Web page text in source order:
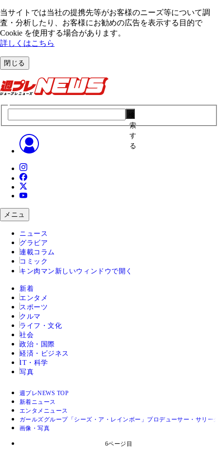
当サイトでは当社の提携先等がお客様のニーズ等について調
査・分析したり、お客様にお勧めの広告を表⽰する⽬的で
Cookie を使⽤する場合があります。
詳しくはこちら
閉じる
索
す
る
メニュ
ニュース
グラビア
連載コラム
コミック
キン肉マン 新しいウィンドウで開く
新着
エンタメ
スポーツ
クルマ
ライフ・文化
社会
政治・国際
経済・ビジネス
IT・科学
写真
週プレNEWS TOP
新着ニュース
エンタメニュース
ガールズグループ「シーズ・ア・レインボー」プロデューサー・サリ
画像・写真
6ページ目